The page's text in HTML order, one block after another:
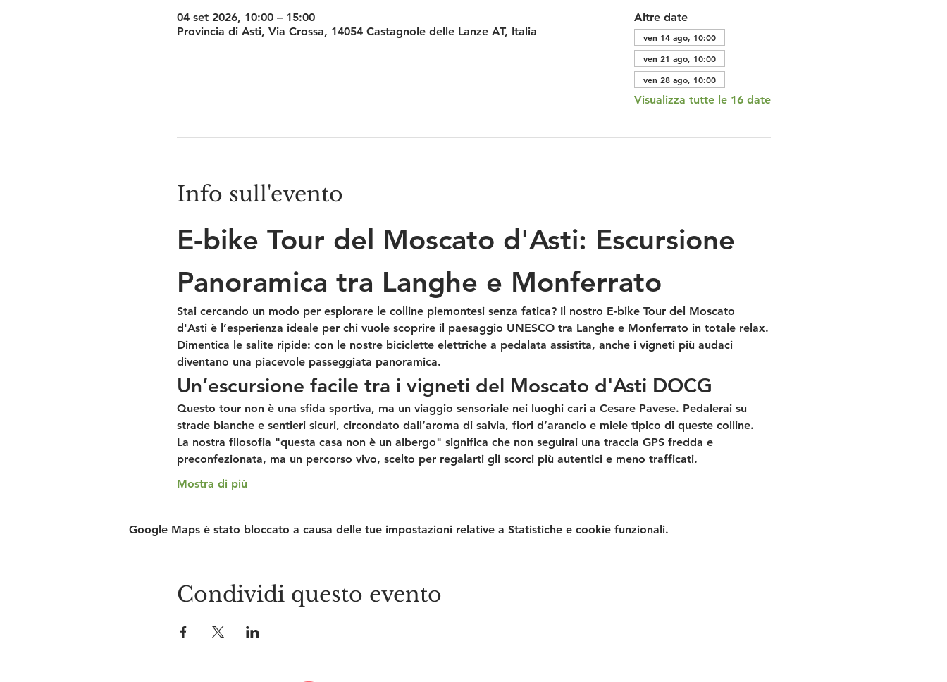
04 set 2026, 10:00 – 15:00
Provincia di Asti, Via Crossa, 14054 Castagnole delle Lanze AT, Italia
Altre date
ven 14 ago, 10:00
ven 21 ago, 10:00
ven 28 ago, 10:00
Visualizza tutte le 16 date
Info sull'evento
E-bike Tour del Moscato d'Asti: Escursione
Panoramica tra Langhe e Monferrato
Stai cercando un modo per esplorare le colline piemontesi senza fatica? Il nostro E-bike Tour del Moscato
d'Asti è l’esperienza ideale per chi vuole scoprire il paesaggio UNESCO tra Langhe e Monferrato in totale relax.
Dimentica le salite ripide: con le nostre biciclette elettriche a pedalata assistita, anche i vigneti più audaci
diventano una piacevole passeggiata panoramica.
Un’escursione facile tra i vigneti del Moscato d'Asti DOCG
Questo tour non è una sfida sportiva, ma un viaggio sensoriale nei luoghi cari a Cesare Pavese. Pedalerai su
strade bianche e sentieri sicuri, circondato dall’aroma di salvia, fiori d’arancio e miele tipico di queste colline.
La nostra filosofia "questa casa non è un albergo" significa che non seguirai una traccia GPS fredda e
preconfezionata, ma un percorso vivo, scelto per regalarti gli scorci più autentici e meno trafficati.
Mostra di più
Google Maps è stato bloccato a causa delle tue impostazioni relative a Statistiche e cookie funzionali.
Condividi questo evento